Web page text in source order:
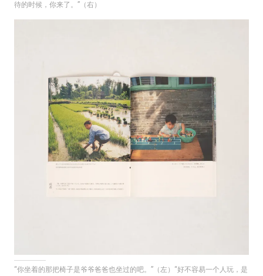
待的时候，你来了。”（右）
“你坐着的那把椅子是爷爷爸爸也坐过的吧。”（左）“好不容易一个人玩，是